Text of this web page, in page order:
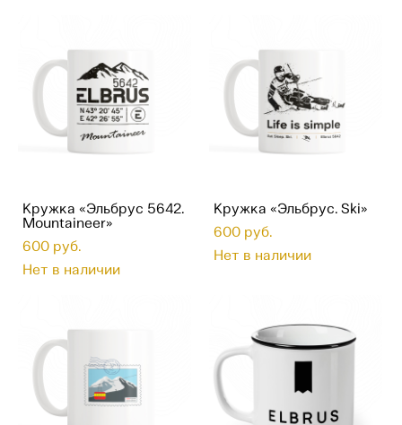
Кружка «Эльбрус 5642.
Mountaineer»
600 pуб.
Нет в наличии
Кружка «Эльбрус. Ski»
600 pуб.
Нет в наличии